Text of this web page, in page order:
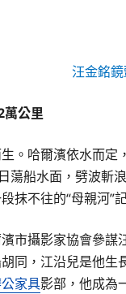
汪金銘
萬公里
。哈爾濱依水而定
蕩船水面，劈波斬
抹不往的“母親河”
市攝影家協會參謀
同，江沿兒是他生
家具影部，他成為